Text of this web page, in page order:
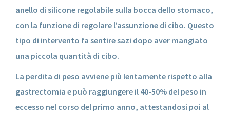
anello di silicone regolabile sulla bocca dello stomaco,
con la funzione di regolare l’assunzione di cibo. Questo
tipo di intervento fa sentire sazi dopo aver mangiato
una piccola quantità di cibo.
La perdita di peso avviene più lentamente rispetto alla
gastrectomia e può raggiungere il 40-50% del peso in
eccesso nel corso del primo anno, attestandosi poi al